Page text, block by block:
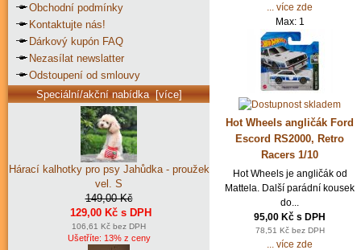
... více zde
Max: 1
Hot Wheels angličák Ford
Escord RS2000, Retro
Racers 1/10
Hot Wheels je angličák od
Mattela. Další parádní kousek
do...
95,00 Kč s DPH
78,51 Kč bez DPH
... více zde
Obchodní podmínky
Kontaktujte nás!
Dárkový kupón FAQ
Nezasílat newslatter
Odstoupení od smlouvy
Speciální/akční nabídka [více]
Hárací kalhotky pro psy Jahůdka - proužek
vel. S
149,00 Kč
129,00 Kč s DPH
106,61 Kč bez DPH
Ušetříte: 13% z ceny